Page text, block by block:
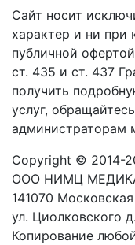
Сайт носит
характер и ни при
публичной
ст. 435 и ст. 437
получить
услуг,
администраторам
Copyright © 2014-
ООО НИМЦ
141070
ул. Циолковского
Копирование